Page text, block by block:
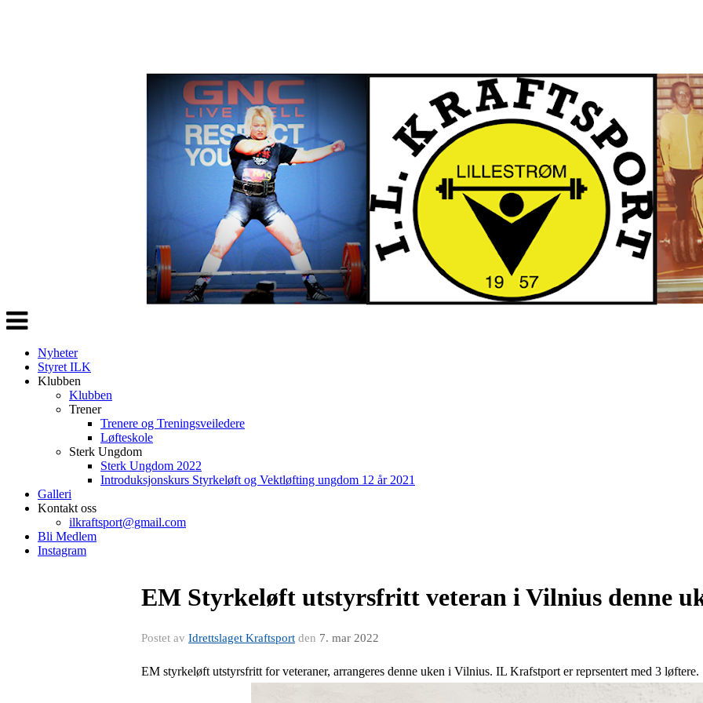
Veksle
navigasjon
Nyheter
Styret ILK
Klubben
Klubben
Trener
Trenere og Treningsveiledere
Løfteskole
Sterk Ungdom
Sterk Ungdom 2022
Introduksjonskurs Styrkeløft og Vektløfting ungdom 12 år 2021
Galleri
Kontakt oss
ilkraftsport@gmail.com
Bli Medlem
Instagram
EM Styrkeløft utstyrsfritt veteran i Vilnius denne
Postet av Idrettslaget Kraftsport den 7. mar 2022
EM styrkeløft utstyrsfritt for veteraner, arrangeres denne uken i Vilnius. IL Krafstport er reprsentert med 3 løftere.